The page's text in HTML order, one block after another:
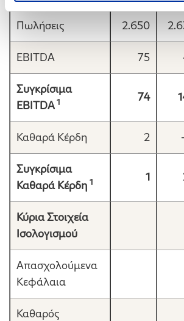
Πωλήσεις 2.650
EBITDA 75
Συγκρίσιμα
EBITDA1 74
Καθαρά Κέρδη 2
Συγκρίσιμα
Καθαρά Κέρδη 1 1
Κύρια Στοιχεία
Ισολογισμού
Απασχολούμενα
Κεφάλαια
Καθαρός